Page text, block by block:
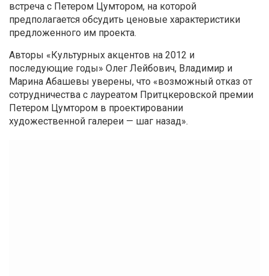
встреча с Петером Цумтором, на которой
предполагается обсудить ценовые характеристики
предложенного им проекта.
Авторы «Культурных акцентов на 2012 и
последующие годы» Олег Лейбович, Владимир и
Марина Абашевы уверены, что «возможный отказ от
сотрудничества с лауреатом Притцкеровской премии
Петером Цумтором в проектировании
художественной галереи — шаг назад».